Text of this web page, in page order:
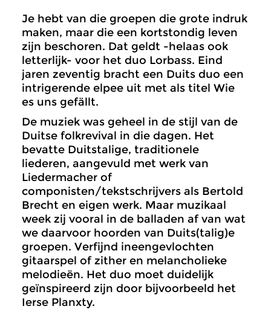
Je hebt van die groepen die grote indruk
maken, maar die een kortstondig leven
zijn beschoren. Dat geldt -helaas ook
letterlijk- voor het duo Lorbass. Eind
jaren zeventig bracht een Duits duo een
intrigerende elpee uit met als titel Wie
es uns gefällt.
De muziek was geheel in de stijl van de
Duitse folkrevival in die dagen. Het
bevatte Duitstalige, traditionele
liederen, aangevuld met werk van
Liedermacher of
componisten/tekstschrijvers als Bertold
Brecht en eigen werk. Maar muzikaal
week zij vooral in de balladen af van wat
we daarvoor hoorden van Duits(talig)e
groepen. Verfijnd ineengevlochten
gitaarspel of zither en melancholieke
melodieën. Het duo moet duidelijk
geïnspireerd zijn door bijvoorbeeld het
Ierse Planxty.